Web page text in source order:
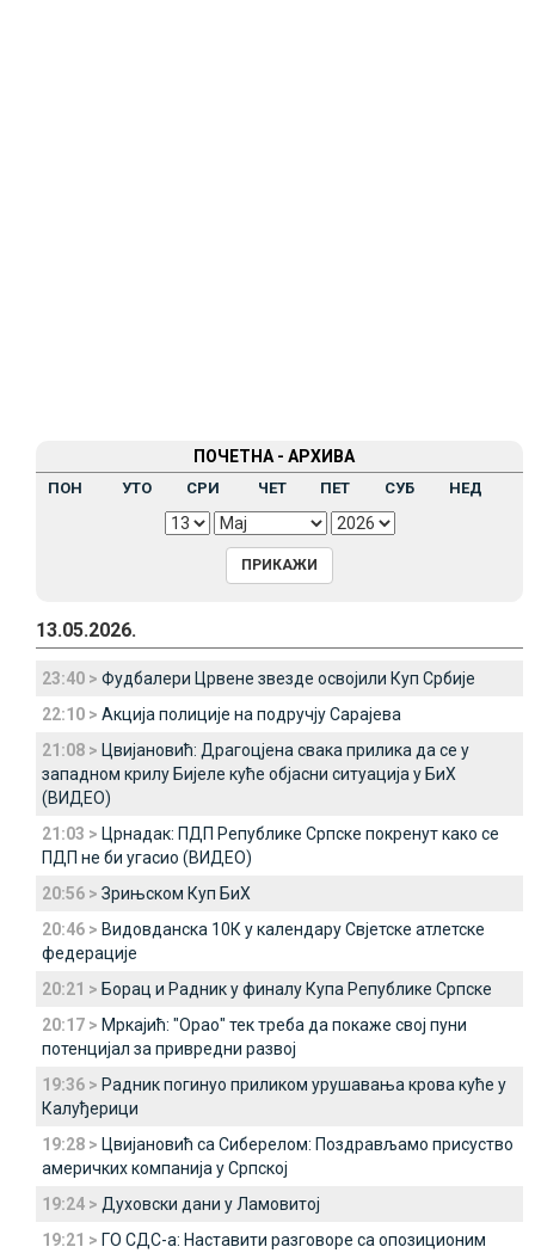
ПОЧЕТНА - АРХИВА
ПОН УТО СРИ ЧЕТ ПЕТ СУБ НЕД
13.05.2026.
23:40 > Фудбалери Црвене звезде освојили Куп Србије
22:10 > Акција полиције на подручју Сарајева
21:08 > Цвијановић: Драгоцјена свака прилика да се у
западном крилу Бијеле куће објасни ситуација у БиХ
(ВИДЕО)
21:03 > Црнадак: ПДП Републике Српске покренут како се
ПДП не би угасио (ВИДЕО)
20:56 > Зрињском Куп БиХ
20:46 > Видовданска 10К у календару Свјетске атлетске
федерације
20:21 > Борац и Радник у финалу Купа Републике Српске
20:17 > Мркајић: "Орао" тек треба да покаже свој пуни
потенцијал за привредни развој
19:36 > Радник погинуо приликом урушавања крова куће у
Калуђерици
19:28 > Цвијановић са Сиберелом: Поздрављамо присуство
америчких компанија у Српској
19:24 > Духовски дани у Ламовитој
19:21 > ГО СДС-а: Наставити разговоре са опозиционим